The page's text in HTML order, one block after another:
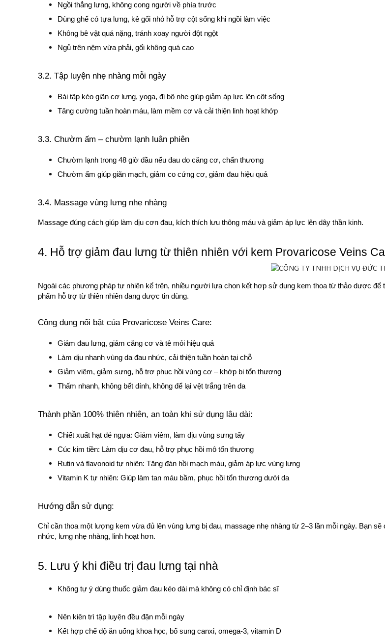
Ngồi thẳng lưng, không cong người về phía trước
Dùng ghế có tựa lưng, kê gối nhỏ hỗ trợ cột sống khi ngồi làm việc
Không bê vật quá nặng, tránh xoay người đột ngột
Ngủ trên nệm vừa phải, gối không quá cao
3.2. Tập luyện nhẹ nhàng mỗi ngày
Bài tập kéo giãn cơ lưng, yoga, đi bộ nhẹ giúp giảm áp lực lên cột sống
Tăng cường tuần hoàn máu, làm mềm cơ và cải thiện linh hoạt khớp
3.3. Chườm ấm – chườm lạnh luân phiên
Chườm lạnh trong 48 giờ đầu nếu đau do căng cơ, chấn thương
Chườm ấm giúp giãn mạch, giảm co cứng cơ, giảm đau hiệu quả
3.4. Massage vùng lưng nhẹ nhàng
Massage đúng cách giúp làm dịu cơn đau, kích thích lưu thông máu và giảm áp lực lên dây thần kinh.
4. Hỗ trợ giảm đau lưng từ thiên nhiên với kem Provaricose Veins
Ngoài các phương pháp tự nhiên kể trên, nhiều người lựa chọn kết hợp sử dụng kem thoa từ thảo dược để
phẩm hỗ trợ từ thiên nhiên đang được tin dùng.
Công dụng nổi bật của Provaricose Veins Care:
Giảm đau lưng, giảm căng cơ và tê mỏi hiệu quả
Làm dịu nhanh vùng da đau nhức, cải thiện tuần hoàn tại chỗ
Giảm viêm, giảm sưng, hỗ trợ phục hồi vùng cơ – khớp bị tổn thương
Thấm nhanh, không bết dính, không để lại vệt trắng trên da
Thành phần 100% thiên nhiên, an toàn khi sử dụng lâu dài:
Chiết xuất hạt dẻ ngựa: Giảm viêm, làm dịu vùng sưng tấy
Cúc kim tiền: Làm dịu cơ đau, hỗ trợ phục hồi mô tổn thương
Rutin và flavonoid tự nhiên: Tăng đàn hồi mạch máu, giảm áp lực vùng lưng
Vitamin K tự nhiên: Giúp làm tan máu bầm, phục hồi tổn thương dưới da
Hướng dẫn sử dụng:
Chỉ cần thoa một lượng kem vừa đủ lên vùng lưng bị đau, massage nhẹ nhàng từ 2–3 lần mỗi ngày. Bạn
nhức, lưng nhẹ nhàng, linh hoạt hơn.
5. Lưu ý khi điều trị đau lưng tại nhà
Không tự ý dùng thuốc giảm đau kéo dài mà không có chỉ định bác sĩ
Nên kiên trì tập luyện đều đặn mỗi ngày
Kết hợp chế độ ăn uống khoa học, bổ sung canxi, omega-3, vitamin D